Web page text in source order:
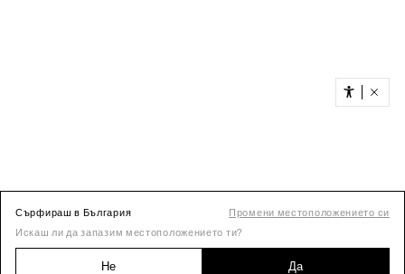
Сърфираш в България
Промени местоположението си
Искаш ли да запазим местоположението ти?
Не Да